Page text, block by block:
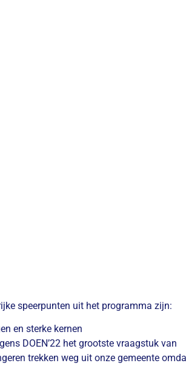
speerpunten uit het programma zijn:
en sterke kernen
DOEN’22 het grootste vraagstuk van
trekken weg uit onze gemeente